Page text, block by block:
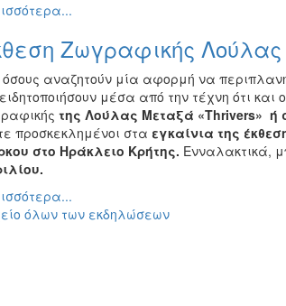
Ζωγραφικής
όσους αναζητούν μία αφορμή να
μέσα από την τέχνη ότι και
της Λούλας Μεταξά «Thrivers» ή
προσκεκλημένοι στα εγκαίνια της
στο Ηράκλειο Κρήτης. Ενναλακτικά,
όλων των εκδηλώσεων